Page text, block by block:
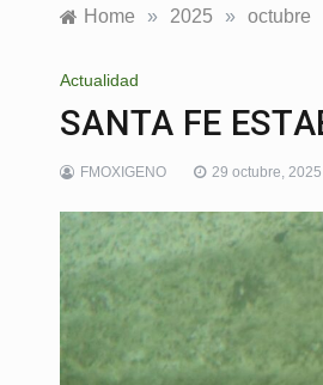
Home » 2025 » octubre
Actualidad
SANTA FE
FMOXIGENO 29 octubre, 2025